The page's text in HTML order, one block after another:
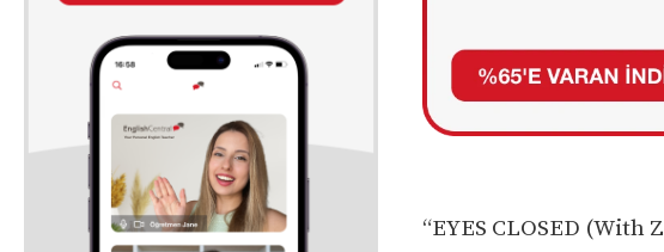
“EYES CLOSED (With